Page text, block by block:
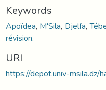
Keywords
Apoïdea, M'Sila, Djelfa,
révision.
URI
https://depot.univ-msila.dz/